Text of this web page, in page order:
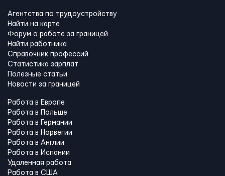
Агентства по трудоустройству
Найти на карте
Форум о работе за границей
Найти работника
Справочник профессий
Статистика зарплат
Полезные статьи
Новости за границей
Работа в Европе
Работа в Польше
Работа в Германии
Работа в Норвегии
Работа в Англии
Работа в Испании
Удаленная работа
Работа в США